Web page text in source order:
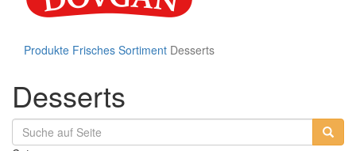
Produkte Frisches Sortiment Desserts
Desserts